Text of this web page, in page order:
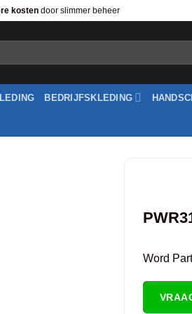
kosten door slimmer beheer
BEDRIJFSKLEDING
Word